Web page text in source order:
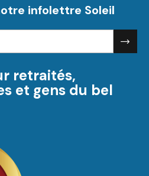
infolettre Soleil
retraités,
et gens du bel